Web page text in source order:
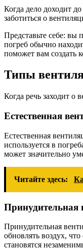
Когда дело доходит
заботиться о
Представьте себе: вы
погреб обычно
поможет вам создать
Типы
Когда речь заходит о
Естественная
Естественная
используется в
может значительно
Читайте здесь:
Принудительная
Принудительная
обновлять воздух,
становятся